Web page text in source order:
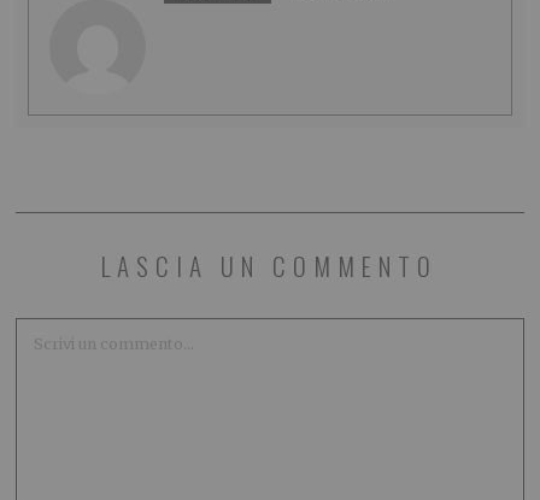
LASCIA UN COMMENTO